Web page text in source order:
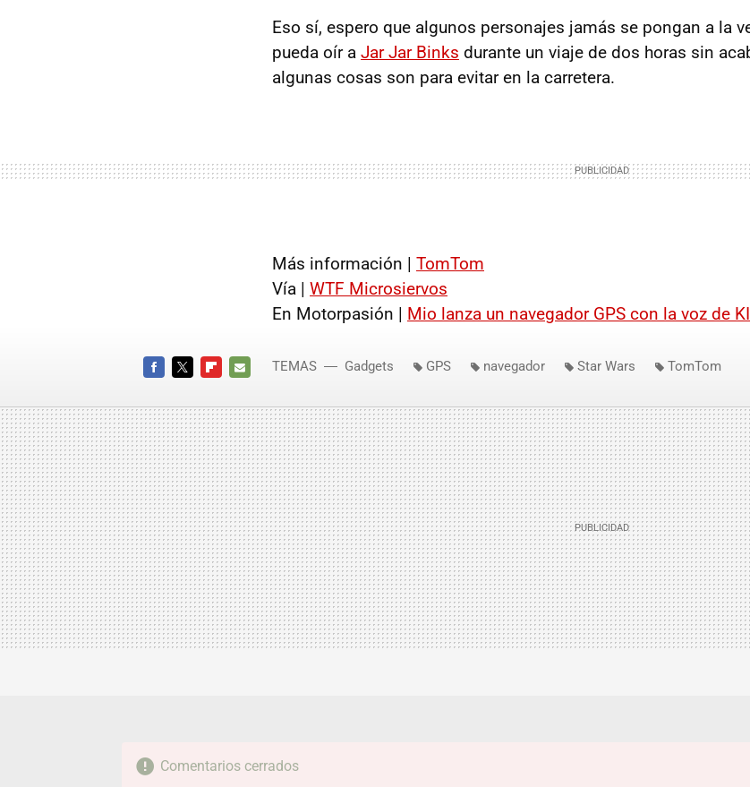
Eso sí, espero que algunos personajes jamás se pongan a la
pueda oír a Jar Jar Binks durante un viaje de dos horas sin
algunas cosas son para evitar en la carretera.
Más información | TomTom
Vía | WTF Microsiervos
En Motorpasión | Mio lanza un navegador GPS con la voz de
MAIL
TEMAS Gadgets GPS navegador Star Wars TomTom
Comentarios cerrados